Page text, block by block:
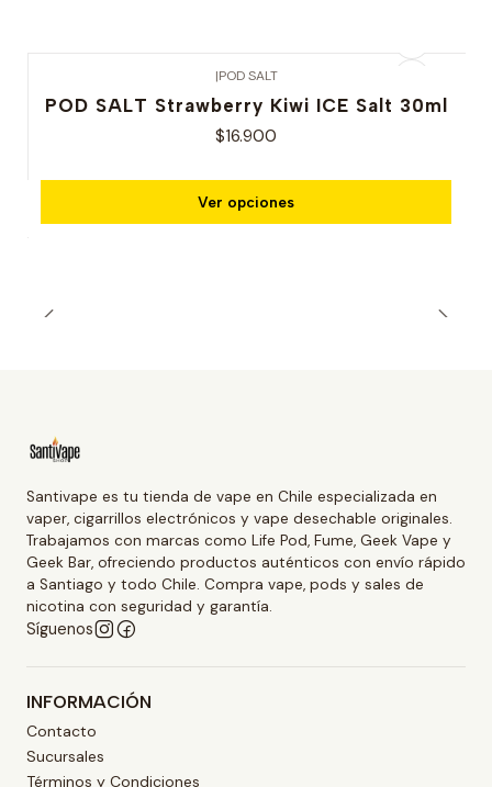
|POD SALT
POD SALT Strawberry Kiwi ICE Salt 30ml
$16.900
Ver opciones
Santivape es tu tienda de vape en Chile especializada en
vaper, cigarrillos electrónicos y vape desechable originales.
Trabajamos con marcas como Life Pod, Fume, Geek Vape y
Geek Bar, ofreciendo productos auténticos con envío rápido
a Santiago y todo Chile. Compra vape, pods y sales de
nicotina con seguridad y garantía.
Síguenos
INFORMACIÓN
Contacto
Sucursales
Términos y Condiciones